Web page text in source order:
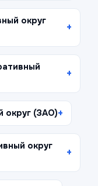
округ
округ (ЗАО)
округ